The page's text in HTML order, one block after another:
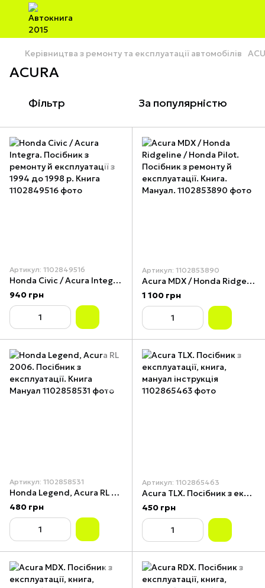
Керівництва з ремонту та експлуатації автомобілів
ACURA
Фільтр За популярністю
Артикул: 1102849516
Honda Civic / Acura Integra. Посібник з ремонту й експлуатації з 1994 до 1998 р. Книга
940 грн
Артикул: 1102853890
Acura MDX / Honda Ridgeline / Honda Pilot. Посібник з ремонту й експлуатації. Книга. Мануал.
1 100 грн
Артикул: 1102858531
Honda Legend, Acura RL 2006. Посібник з експлуатації. Книга Мануал
480 грн
Артикул: 1102865463
Acura TLX. Посібник з експлуатації, книга, мануал інструкція
450 грн